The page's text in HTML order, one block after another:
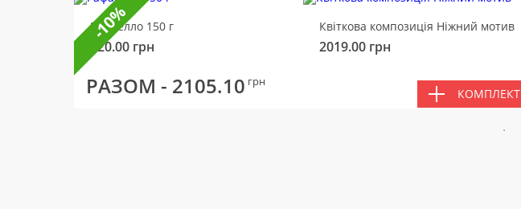
Рафаелло 150 г
320.00 грн
Квіткова композиція Ніжний мотив
2019.00 грн
РАЗОМ - 2105.10 грн
КОМПЛЕКТ
-10%